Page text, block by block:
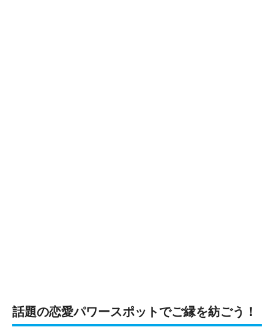
話題の恋愛パワースポットでご縁を紡ごう！